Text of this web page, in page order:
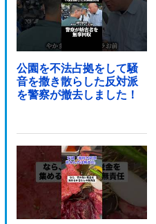
公園を不法占拠をして騒
音を撒き散らした反対派
を警察が撤去しました！